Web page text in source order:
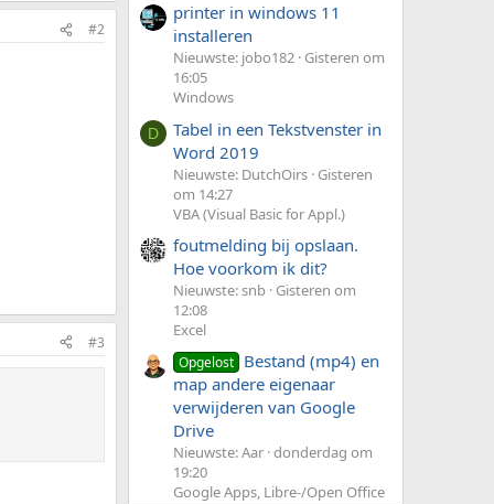
#2
#3
printer in windows 11
installeren
Nieuwste: jobo182 Gisteren om
16:05
Windows
D
Tabel in een Tekstvenster in
Word 2019
Nieuwste: DutchOirs Gisteren
om 14:27
VBA (Visual Basic for Appl.)
foutmelding bij opslaan.
Hoe voorkom ik dit?
Nieuwste: snb Gisteren om
12:08
Excel
Opgelost Bestand (mp4) en
map andere eigenaar
verwijderen van Google
Drive
Nieuwste: Aar donderdag om
19:20
Google Apps, Libre-/Open Office